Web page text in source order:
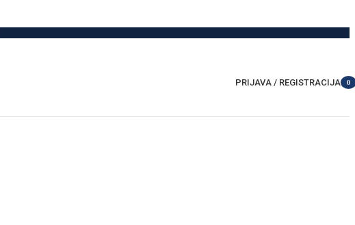
PRIJAVA / REGISTRACIJA
0